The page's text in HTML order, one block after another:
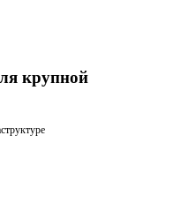
крупной